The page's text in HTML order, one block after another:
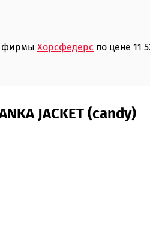
фирмы Хорсфедерс по цене 11
JACKET (candy)